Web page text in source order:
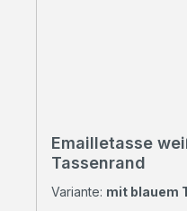
Emailletasse
Tassenrand
Variante: mit blauem